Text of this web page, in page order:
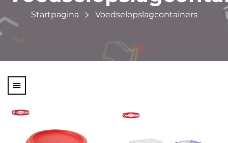
Startpagina Voedselopslagcontainers